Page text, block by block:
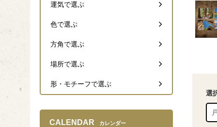
選
運気で選ぶ
色で選ぶ
方角で選ぶ
場所で選ぶ
形・モチーフで選ぶ
CALENDAR カレンダー